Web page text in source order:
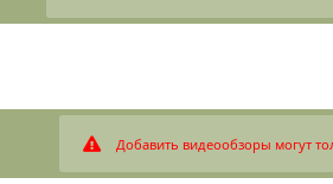
Добавить видеообзоры могут